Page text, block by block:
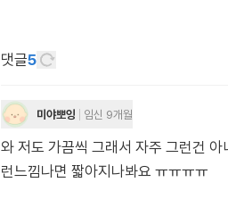
댓글5
미야뽀잉 임신 9개월
와 저도 가끔씩 그래서 자주 그런건
런느낌나면 짧아지나봐요 ㅠㅠㅠㅠ